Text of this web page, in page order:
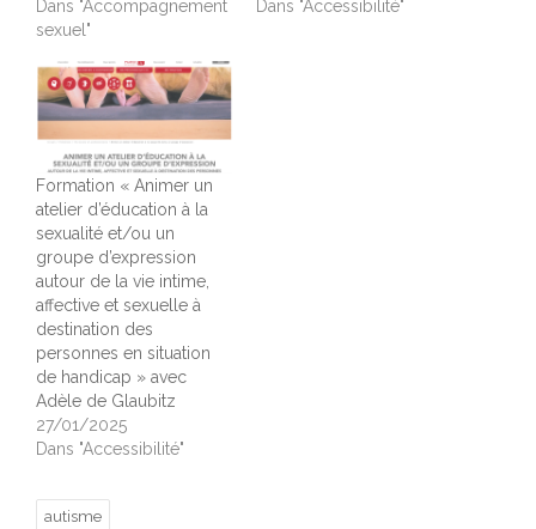
Dans "Accompagnement
sexuel"
Dans "Accessibilité"
Formation « Animer un
atelier d’éducation à la
sexualité et/ou un
groupe d’expression
autour de la vie intime,
affective et sexuelle à
destination des
personnes en situation
de handicap » avec
Adèle de Glaubitz
27/01/2025
Dans "Accessibilité"
autisme